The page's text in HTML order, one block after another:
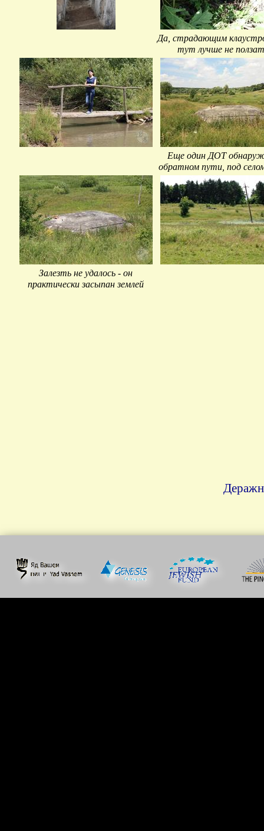
Да, страдающим
тут лучше не
Еще один ДОТ
обратном пути, под
Залезть не удалось - он
практически засыпан землей